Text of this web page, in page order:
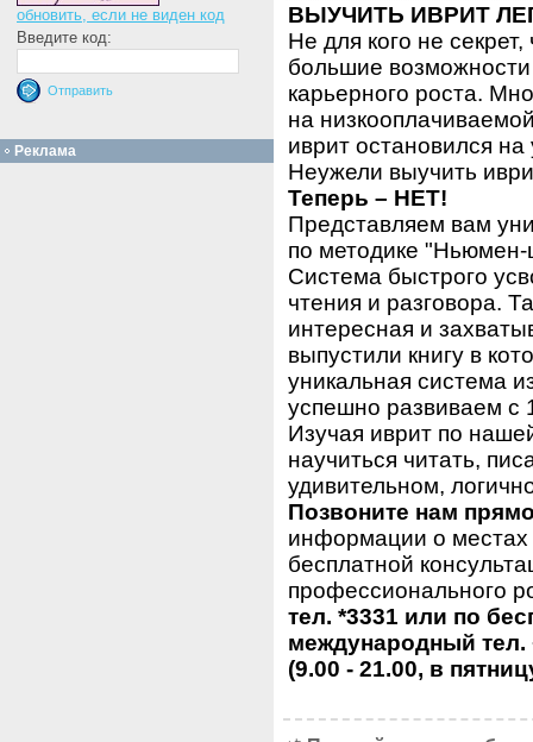
ВЫУЧИТЬ ИВРИТ
Не для кого не
большие
карьерного роста.
на
иврит остановился
Неужели выучить
Теперь – НЕТ!
Представляем вам
по методике "Ньюмен-
Система быстрого
чтения и разговора.
интересная и
выпустили книгу в
уникальная система
успешно развиваем с
Изучая иврит по
научиться читать,
удивительном,
Позвоните нам
информации о местах
бесплатной
профессионального
тел. *3331 или по
международный тел.
(9.00 - 21.00, в
обновить, если не виден код
Введите код:
Реклама